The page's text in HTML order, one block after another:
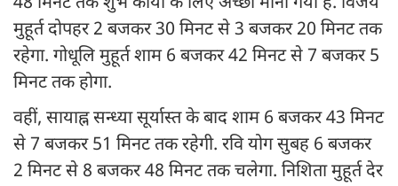
मुहूर्त दोपहर 2 बजकर 30 मिनट से 3 बजकर 20 मिनट तक
रहेगा. गोधूलि मुहूर्त शाम 6 बजकर 42 मिनट से 7 बजकर 5
मिनट तक होगा.
वहीं, सायाह्न सन्ध्या सूर्यास्त के बाद शाम 6 बजकर 43 मिनट
से 7 बजकर 51 मिनट तक रहेगी. रवि योग सुबह 6 बजकर
2 मिनट से 8 बजकर 48 मिनट तक चलेगा. निशिता मुहूर्त देर